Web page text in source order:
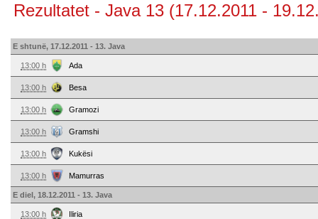
Rezultatet - Java 13 (17.12.2011 -
E shtunë, 17.12.2011 - 13. Java
13:00 h Ada
13:00 h Besa
13:00 h Gramozi
13:00 h Gramshi
13:00 h Kukësi
13:00 h Mamurras
E diel, 18.12.2011 - 13. Java
13:00 h Iliria